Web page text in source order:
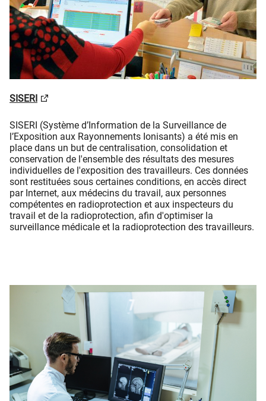
SISERI
SISERI (Système d’Information de la Surveillance de
l’Exposition aux Rayonnements Ionisants)​​​​​ a été mis en
place dans un but de centralisation, consolidation et
conservation de l'ensemble des résultats des mesures
individuelles de l'exposition des travailleurs. Ces données
sont restituées sous certaines conditions, en accès direct
par Internet, aux médecins du travail, aux personnes
compétentes en radioprotection et aux inspecteurs du
travail et de la radioprotection, afin d'optimiser la
surveillance médicale et la radioprotection des travailleurs.